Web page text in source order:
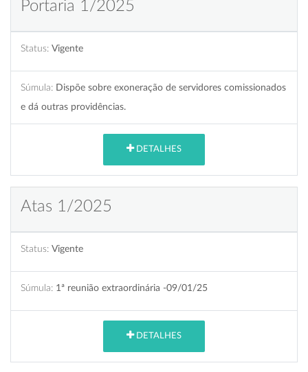
Portaria 1/2025
Status: Vigente
Súmula: Dispõe sobre exoneração de servidores comissionados
e dá outras providências.
DETALHES
Atas 1/2025
Status: Vigente
Súmula: 1ª reunião extraordinária -09/01/25
DETALHES